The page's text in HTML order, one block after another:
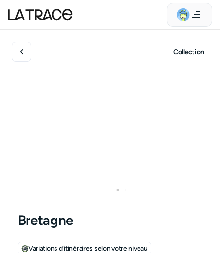
Collection
Bretagne
Variations d’itinéraires selon votre niveau